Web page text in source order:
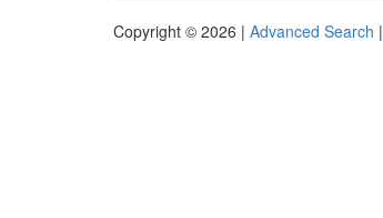
Copyright © 2026 | Advanced Search |